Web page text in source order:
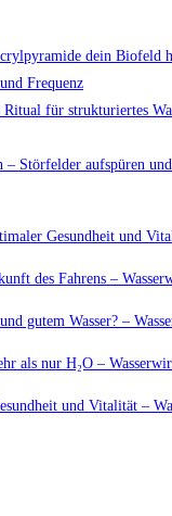
dein Biofeld
Frequenz
für strukturiertes
Störfelder aufspüren
Gesundheit und
des Fahrens –
gutem Wasser? –
als nur H₂O –
und Vitalität –